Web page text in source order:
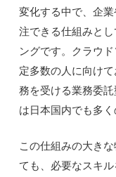
変化する中で、企
注できる仕組みと
ングです。クラウ
定多数の人に向け
務を受ける業務委
は日本国内でも多
この仕組みの大き
ても、必要なスキ